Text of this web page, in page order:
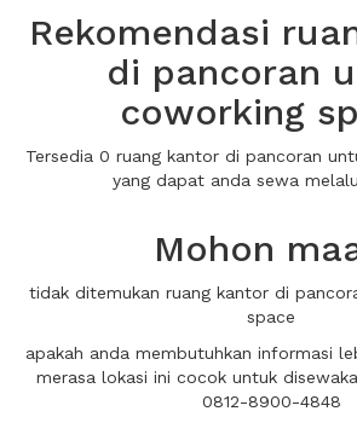
Rekomendasi
di pancoran
coworking
Tersedia 0 ruang kantor di pancoran
yang dapat anda sewa
Mohon
tidak ditemukan ruang kantor di
space
apakah anda membutuhkan informasi
merasa lokasi ini cocok untuk
0812-8900-4848